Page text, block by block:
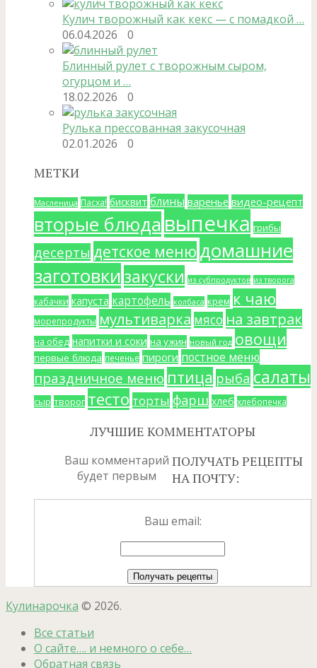
Кулич творожный как кекс — с помадкой …
06.04.2026
0
Блинный рулет с творожным сыром,
огурцом и …
18.02.2026
0
Рулька прессованная закусочная
02.01.2026
0
МЕТКИ
Масленица Пасха! бисквит блины варенье видео-рецепт
вторые блюдавыпечка грибы
десерты детское меню домашние
заготовкизакуски из субпродуктов из творога
кабачки капуста картофель колбаса крем к чаю
морепродукты мультиварка мясо на завтрак
на обед напитки и соки на ужин новый год овощи
первые блюда печенье пироги постное меню
праздничное меню птица рыба салаты
сыр творог тесто торты фарш хлеб хлебопечка
ЛУЧШИЕ КОММЕНТАТОРЫ
Ваш комментарий
будет первым
ПОЛУЧАТЬ РЕЦЕПТЫ
НА ПОЧТУ:
Ваш email:
Кулинарочка © 2026.
Все статьи
О сайте…. и немного о себе…
Обратная связь